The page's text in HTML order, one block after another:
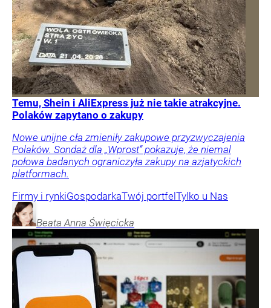
Temu, Shein i AliExpress już nie takie atrakcyjne.
Polaków zapytano o zakupy
Nowe unijne cła zmieniły zakupowe przyzwyczajenia
Polaków. Sondaż dla „Wprost” pokazuje, że niemal
połowa badanych ograniczyła zakupy na azjatyckich
platformach.
Firmy i rynkiGospodarkaTwój portfelTylko u Nas
Beata Anna Święcicka